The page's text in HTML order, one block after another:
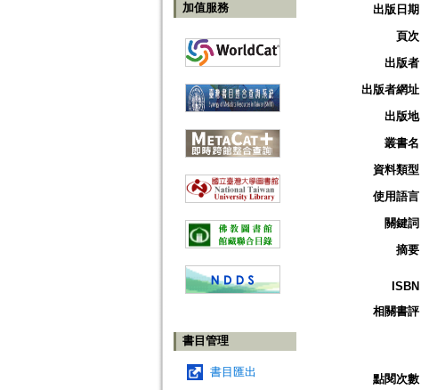
加值服務
書目管理
書目匯出
出版日期
頁次
出版者
出版者網址
出版地
叢書名
資料類型
使用語言
關鍵詞
摘要
ISBN
相關書評
點閱次數